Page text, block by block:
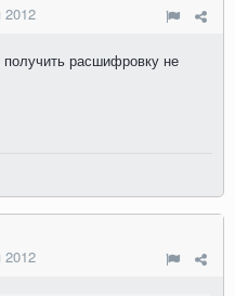
2012
расшифровку не
2012